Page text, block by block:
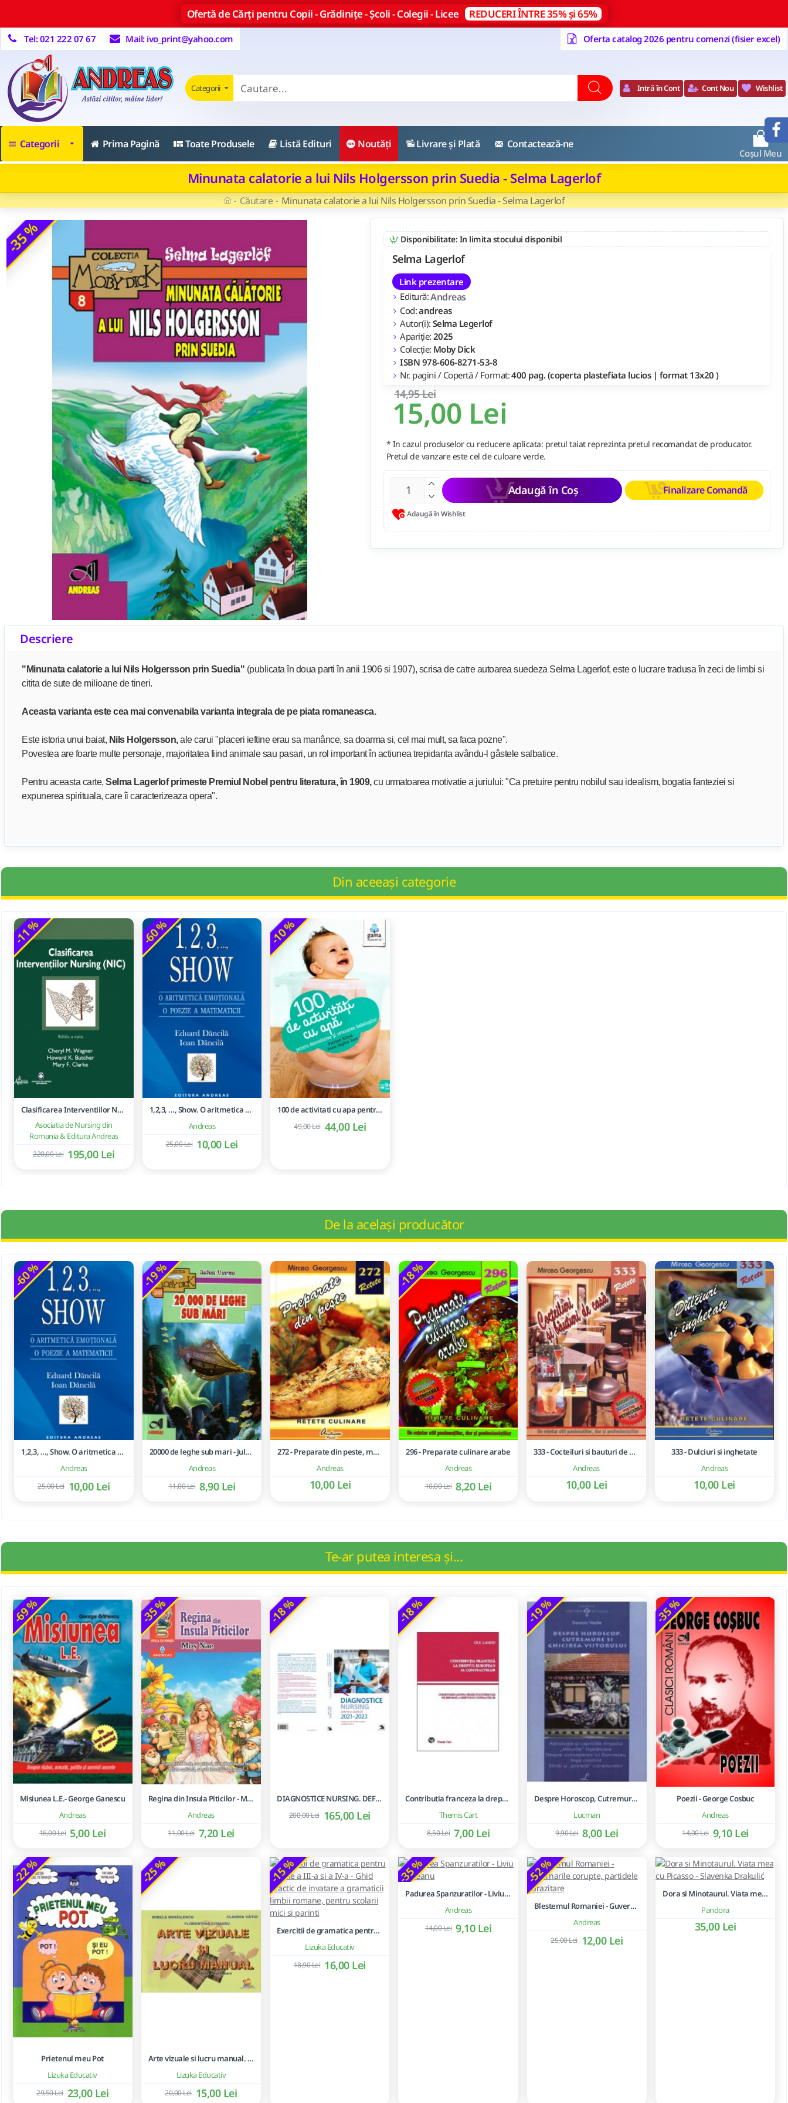
Ofertă de Cărți pentru Copii - Grădinițe - Școli - Colegii - Licee REDUCERI ÎNTRE 35% și 65%
Tel: 021 222 07 67 Mail: ivo_print@yahoo.com Oferta catalog 2026 pentru comenzi (fisier excel)
Categorii Intră în Cont Cont Nou Wishlist
Categorii Prima Pagină Toate Produsele Listă Edituri Noutăți Livrare și Plată Contactează-ne
Coșul Meu
0
Căutare Minunata calatorie a lui Nils Holgersson prin Suedia - Selma Lagerlof
Minunata calatorie a lui Nils Holgersson prin Suedia - Selma Lagerlof
-35 % Disponibilitate: In limita stocului disponibil
15,00 Lei
14,95 Lei
Selma Lagerlof
Link prezentare
Editură:Andreas
Cod:andreas
Autor(i): Selma Legerlof
Apariție: 2025
Colecție: Moby Dick
ISBN 978-606-8271-53-8
Nr. pagini / Copertă / Format:400 pag. (coperta plastefiata lucios | format 13x20 )
Adaugă în Coș Finalizare Comandă
Adaugă în Wishlist
* In cazul produselor cu reducere aplicata: pretul taiat reprezinta pretul recomandat de producator.
Pretul de vanzare este cel de culoare verde.
Descriere
"Minunata calatorie a lui Nils Holgersson prin Suedia" (publicata în doua parti în anii 1906 si 1907), scrisa de catre autoarea suedeza Selma Lagerlof, este o lucrare tradusa în zeci de limbi si
citita de sute de milioane de tineri.
Aceasta varianta este cea mai convenabila varianta integrala de pe piata romaneasca.
Este istoria unui baiat, Nils Holgersson,ale carui "placeri ieftine erau sa manânce, sa doarma si, cel mai mult, sa faca pozne".
Povestea are foarte multe personaje, majoritatea fiind animale sau pasari, un rol important în actiunea trepidanta avându-l gâstele salbatice.
Pentru aceasta carte, Selma Lagerlof primeste Premiul Nobel pentru literatura, în 1909,cu urmatoarea motivatie a juriului: "Ca pretuire pentru nobilul sau idealism, bogatia fanteziei si
expunerea spirituala, care îi caracterizeaza opera".
Din aceeași categorie
-11 %
Asociatia de Nursing din
Romania & Editura Andreas
Clasificarea Interventiilor Nursing (NIC)
195,00 Lei
220,00 Lei
-60 %
Andreas
1,2,3, ..., Show. O aritmetica emotionala, o poezie a matematicii - Ioan Dancila
10,00 Lei
25,00 Lei
-10 %
100 de activitati cu apa pentru dezvoltarea si relaxarea bebelusilor - Perrine Alliod
44,00 Lei
49,00 Lei
De la același producător
-60 %
Andreas
1,2,3, ..., Show. O aritmetica emotionala, o poezie a matematicii - Ioan Dancila
10,00 Lei
25,00 Lei
-19 %
Andreas
20000 de leghe sub mari - Jules Verne
8,90 Lei
11,00 Lei
Andreas
272 - Preparate din peste, moluste si crustacee
10,00 Lei
-18 %
Andreas
296 - Preparate culinare arabe
8,20 Lei
10,00 Lei
Andreas
333 - Cocteiluri si bauturi de casa
10,00 Lei
Andreas
333 - Dulciuri si inghetate
10,00 Lei
Te-ar putea interesa și...
-69 %
Andreas
Misiunea L.E.- George Ganescu
5,00 Lei
16,00 Lei
-35 %
Andreas
Regina din Insula Piticilor - Mos Nae
7,20 Lei
11,00 Lei
-18 %
DIAGNOSTICE NURSING. DEFINITII SI CLASIFICARI 2021-2023.
165,00 Lei
200,00 Lei
-18 %
Themis Cart
Contributia franceza la dreptul european al contractelor
7,00 Lei
8,50 Lei
-19 %
Lucman
Despre Horoscop, Cutremure Si Ghicirea Viitorului
8,00 Lei
9,90 Lei
-35 %
Andreas
Poezii - George Cosbuc
9,10 Lei
14,00 Lei
-22 %
Lizuka Educativ
Prietenul meu Pot
23,00 Lei
29,50 Lei
-25 %
Lizuka Educativ
Arte vizuale si lucru manual. Clasa pregatitoare - Mirela Mihailescu, Florentina Cismaru, Claudia Vatui
15,00 Lei
20,00 Lei
-15 %
Lizuka Educativ
Exercitii de gramatica pentru clasele a III-a si a IV-a - Ghid practic de invatare a gramaticii limbii romane, pentru scolarii mici si parinti
16,00 Lei
18,90 Lei
-35 %
Andreas
Padurea Spanzuratilor - Liviu Rebreanu
9,10 Lei
14,00 Lei
-52 %
Andreas
Blestemul Romaniei - Guvernarile corupte, partidele parazitare
12,00 Lei
25,00 Lei
Pandora
Dora si Minotaurul. Viata mea cu Picasso - Slavenka Drakulić
35,00 Lei